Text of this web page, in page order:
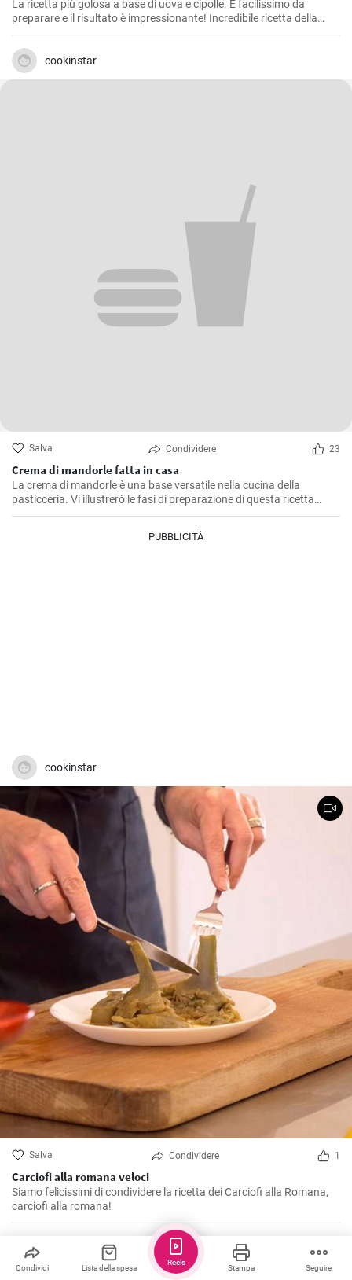
La ricetta più golosa a base di uova e cipolle. È facilissimo da
preparare e il risultato è impressionante! Incredibile ricetta della
frittata che tutti dovrebbero provare. Nuova ricetta per la colazione
in 10 minuti!
cookinstar
Salva Condividere 23
Crema di mandorle fatta in casa
La crema di mandorle è una base versatile nella cucina della
pasticceria. Vi illustrerò le fasi di preparazione di questa ricetta
semplice e versatile.
PUBBLICITÀ
cookinstar
Salva Condividere 1
Carciofi alla romana veloci
Siamo felicissimi di condividere la ricetta dei Carciofi alla Romana,
carciofi alla romana!
Condividi Lista della spesa Stampa Seguire
Reels